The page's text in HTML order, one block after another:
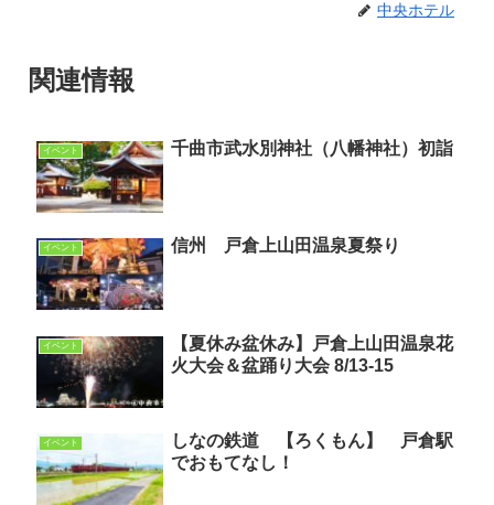
中央ホテル
関連情報
イベント 千曲市武水別神社（八幡神社）初詣
イベント 信州 戸倉上山田温泉夏祭り
イベント
【夏休み盆休み】戸倉上山田温泉花
火大会＆盆踊り大会 8/13-15
イベント
しなの鉄道 【ろくもん】 戸倉駅
でおもてなし！